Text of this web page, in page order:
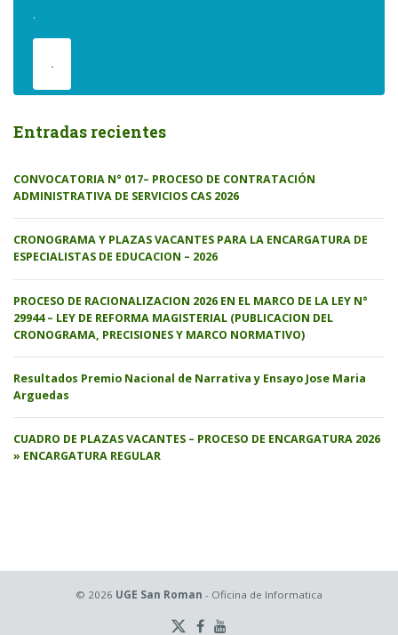
.
.
Entradas recientes
CONVOCATORIA N° 017– PROCESO DE CONTRATACIÓN
ADMINISTRATIVA DE SERVICIOS CAS 2026
CRONOGRAMA Y PLAZAS VACANTES PARA LA ENCARGATURA DE
ESPECIALISTAS DE EDUCACION – 2026
PROCESO DE RACIONALIZACION 2026 EN EL MARCO DE LA LEY N°
29944 – LEY DE REFORMA MAGISTERIAL (PUBLICACION DEL
CRONOGRAMA, PRECISIONES Y MARCO NORMATIVO)
Resultados Premio Nacional de Narrativa y Ensayo Jose Maria
Arguedas
CUADRO DE PLAZAS VACANTES – PROCESO DE ENCARGATURA 2026
» ENCARGATURA REGULAR
© 2026 UGE San Roman - Oficina de Informatica